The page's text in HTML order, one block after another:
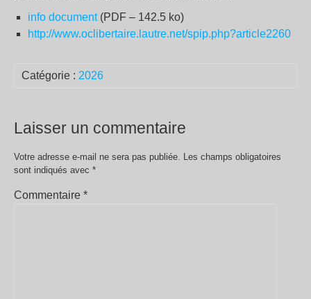
info document(PDF – 142.5 ko)
http://www.oclibertaire.lautre.net/spip.php?article2260
Catégorie : 2026
Laisser un commentaire
Votre adresse e-mail ne sera pas publiée. Les champs obligatoires
sont indiqués avec *
Commentaire *